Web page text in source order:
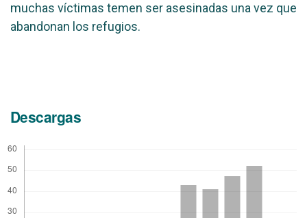
muchas víctimas temen ser asesinadas una vez que
abandonan los refugios.
Descargas